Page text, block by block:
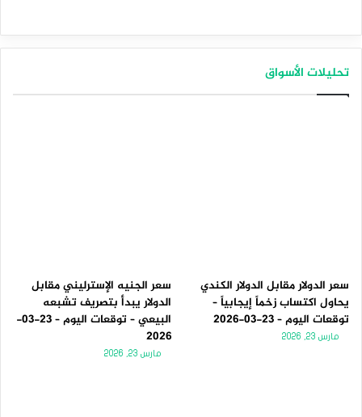
تحليلات الأسواق
سعر الدولار مقابل الدولار الكندي
يحاول اكتساب زخماً إيجابياً –
توقعات اليوم – 23-03-2026
مارس 23, 2026
سعر الجنيه الإسترليني مقابل
الدولار يبدأ بتصريف تشبعه
البيعي – توقعات اليوم – 23-03-
2026
مارس 23, 2026